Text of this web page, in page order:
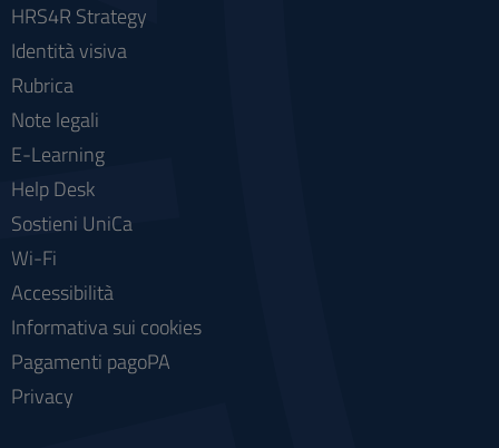
HRS4R Strategy
Identità visiva
Rubrica
Note legali
E-Learning
Help Desk
Sostieni UniCa
Wi-Fi
Accessibilità
Informativa sui cookies
Pagamenti pagoPA
Privacy